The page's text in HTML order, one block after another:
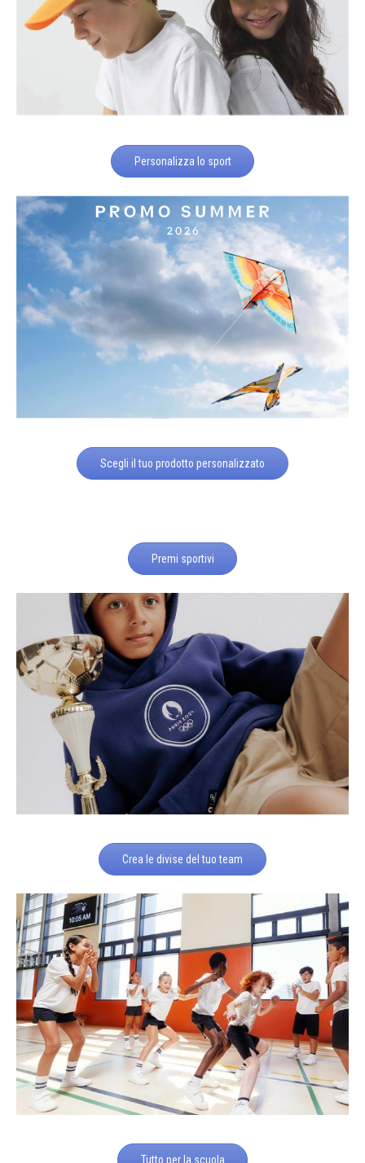
Personalizza lo sport
Scegli il tuo prodotto personalizzato
Premi sportivi
Crea le divise del tuo team
Tutto per la scuola